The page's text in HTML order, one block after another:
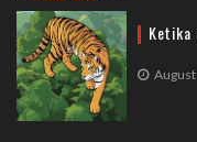
Ketika